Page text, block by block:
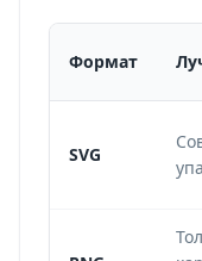
Формат
SVG